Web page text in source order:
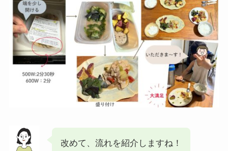
改めて、流れを紹介しますね！